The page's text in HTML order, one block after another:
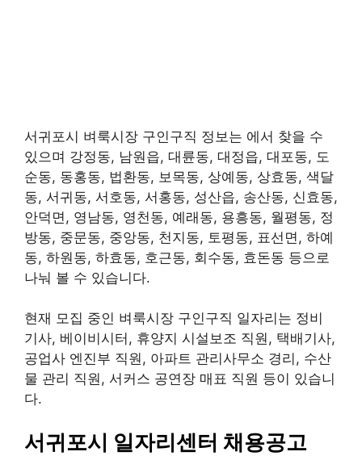
서귀포시 벼룩시장 구인구직 정보는 에서 찾을 수
있으며 강정동, 남원읍, 대륜동, 대정읍, 대포동, 도
순동, 동홍동, 법환동, 보목동, 상예동, 상효동, 색달
동, 서귀동, 서호동, 서홍동, 성산읍, 송산동, 신효동,
안덕면, 영남동, 영천동, 예래동, 용흥동, 월평동, 정
방동, 중문동, 중앙동, 천지동, 토평동, 표선면, 하예
동, 하원동, 하효동, 호근동, 회수동, 효돈동 등으로
나눠 볼 수 있습니다.
현재 모집 중인 벼룩시장 구인구직 일자리는 정비
기사, 베이비시터, 휴양지 시설보조 직원, 택배기사,
공업사 엔진부 직원, 아파트 관리사무소 경리, 수산
물 관리 직원, 서커스 공연장 매표 직원 등이 있습니
다.
서귀포시 일자리센터 채용공고